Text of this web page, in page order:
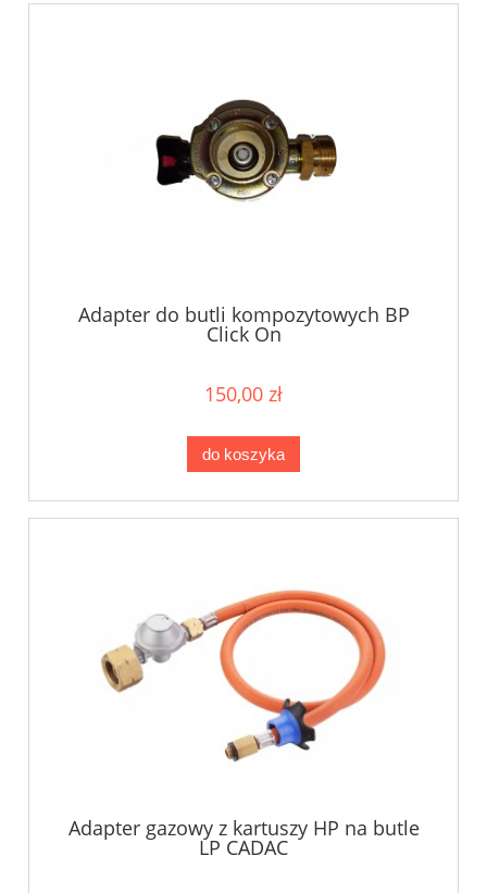
Adapter do butli kompozytowych BP
Click On
150,00 zł
do koszyka
Adapter gazowy z kartuszy HP na butle
LP CADAC